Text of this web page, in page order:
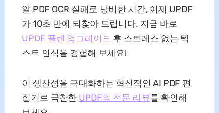
알 PDF OCR 실패로 낭비한 시간, 이제 UPDF
가 10초 만에 되찾아 드립니다. 지금 바로
UPDF 플랜 업그레이드 후 스트레스 없는 텍
스트 인식을 경험해 보세요!
이 생산성을 극대화하는 혁신적인 AI PDF 편
집기로 극찬한 UPDF의 전문 리뷰를 확인해